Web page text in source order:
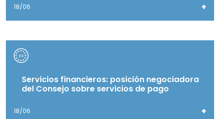
18/06 +
Servicios financieros: posición negociadora
del Consejo sobre servicios de pago
18/06 +